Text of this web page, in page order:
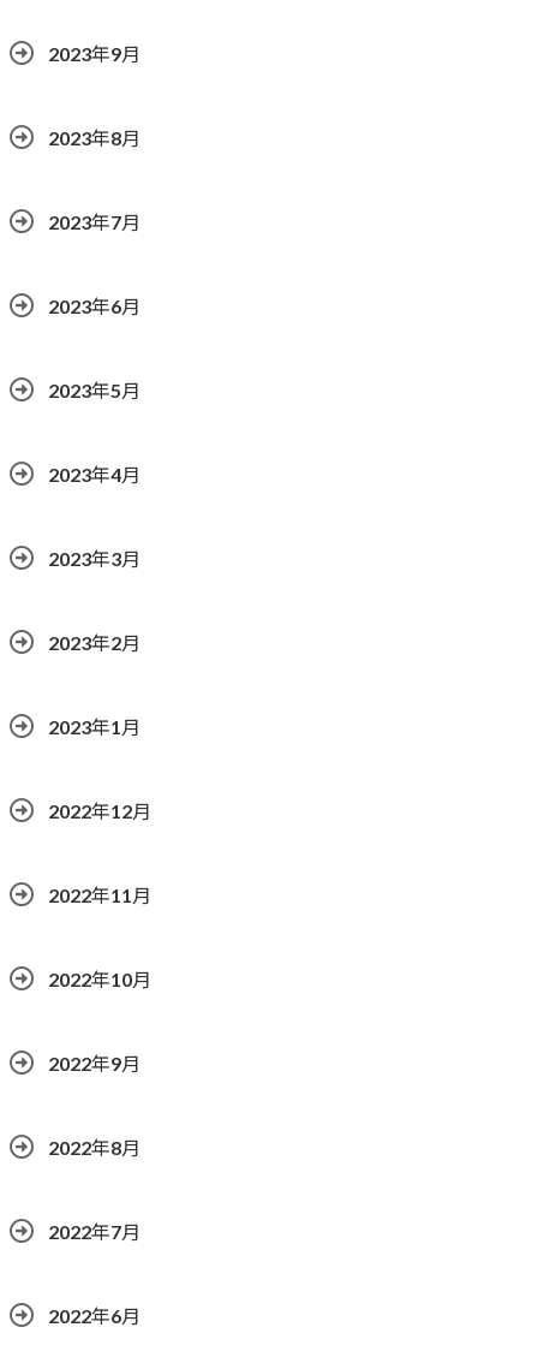
2023年9月
2023年8月
2023年7月
2023年6月
2023年5月
2023年4月
2023年3月
2023年2月
2023年1月
2022年12月
2022年11月
2022年10月
2022年9月
2022年8月
2022年7月
2022年6月